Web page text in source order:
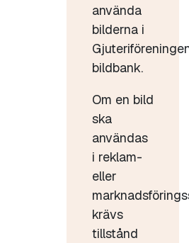
använda
bilderna i
bildbank.
Om en bild
ska
användas
i reklam-
eller
krävs
tillstånd